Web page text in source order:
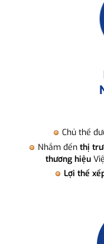
Chủ thể
Nhắm đến thị
thương hiệu
Lợi thế